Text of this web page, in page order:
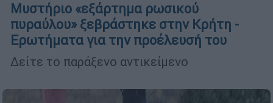
Μυστήριο «εξάρτημα ρωσικού
πυραύλου» ξεβράστηκε στην Κρήτη -
Ερωτήματα για την προέλευσή του
Δείτε το παράξενο αντικείμενο